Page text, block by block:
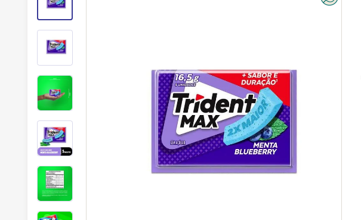
8º
leite integral
9º
aniversario
10º chocolate